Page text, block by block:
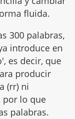
fluida.
300 palabras,
introduce en
es decir, que
producir
(rr) ni
por lo que
palabras.